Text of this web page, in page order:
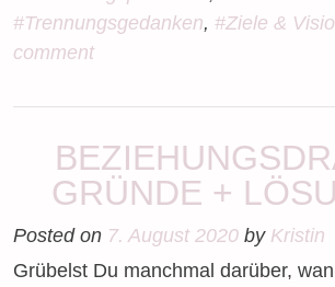
#Trennungsgedanken, #Ziele &
comment
GRÜNDE +
Posted on 7. August 2020 by Kristin
Grübelst Du manchmal darüber,